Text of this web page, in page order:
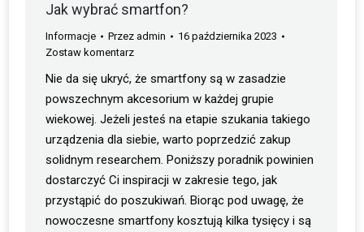
Jak wybrać smartfon?
Informacje Przez admin
16 października 2023
Zostaw komentarz
Nie da się ukryć, że smartfony są w zasadzie
powszechnym akcesorium w każdej grupie
wiekowej. Jeżeli jesteś na etapie szukania takiego
urządzenia dla siebie, warto poprzedzić zakup
solidnym researchem. Poniższy poradnik powinien
dostarczyć Ci inspiracji w zakresie tego, jak
przystąpić do poszukiwań. Biorąc pod uwagę, że
nowoczesne smartfony kosztują kilka tysięcy i są